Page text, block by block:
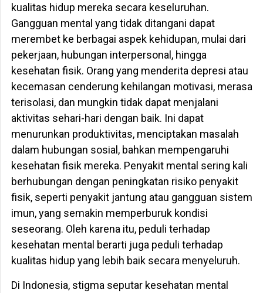
kualitas hidup mereka secara keseluruhan.
Gangguan mental yang tidak ditangani dapat
merembet ke berbagai aspek kehidupan, mulai dari
pekerjaan, hubungan interpersonal, hingga
kesehatan fisik. Orang yang menderita depresi atau
kecemasan cenderung kehilangan motivasi, merasa
terisolasi, dan mungkin tidak dapat menjalani
aktivitas sehari-hari dengan baik. Ini dapat
menurunkan produktivitas, menciptakan masalah
dalam hubungan sosial, bahkan mempengaruhi
kesehatan fisik mereka. Penyakit mental sering kali
berhubungan dengan peningkatan risiko penyakit
fisik, seperti penyakit jantung atau gangguan sistem
imun, yang semakin memperburuk kondisi
seseorang. Oleh karena itu, peduli terhadap
kesehatan mental berarti juga peduli terhadap
kualitas hidup yang lebih baik secara menyeluruh.
Di Indonesia, stigma seputar kesehatan mental